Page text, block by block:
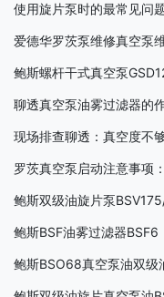
使用旋片泵时的最常见问
爱德华罗茨泵维修真空泵
鲍斯螺杆干式真空泵
聊透真空泵油雾过滤器的
现场排查聊透：真空度不
罗茨真空泵启动注意事项
鲍斯双级油旋片泵
鲍斯BSF油雾过滤器BSF6
鲍斯BSO68真空泵油双级